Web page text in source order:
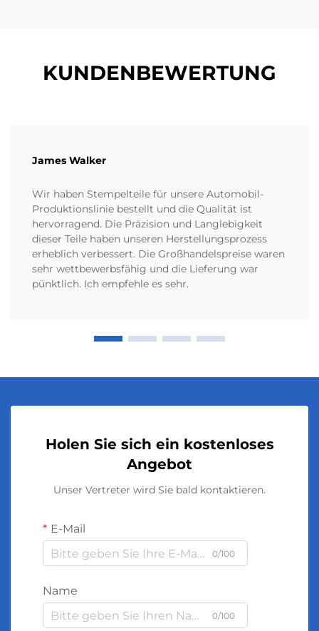
KUNDENBEWERTUNG
James Walker
Wir haben Stempelteile für unsere Automobil-
Produktionslinie bestellt und die Qualität ist
hervorragend. Die Präzision und Langlebigkeit
dieser Teile haben unseren Herstellungsprozess
erheblich verbessert. Die Großhandelspreise waren
sehr wettbewerbsfähig und die Lieferung war
pünktlich. Ich empfehle es sehr.
Holen Sie sich ein kostenloses
Angebot
Unser Vertreter wird Sie bald kontaktieren.
E-Mail
0/100
Name
0/100